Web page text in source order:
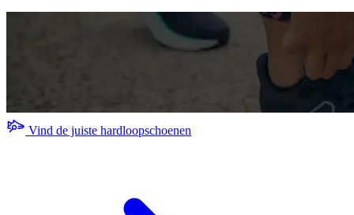
Vind de juiste hardloopschoenen